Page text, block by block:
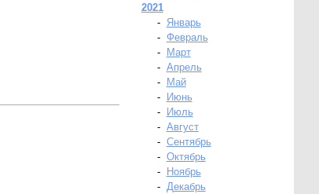
2021
-
Январь
- Февраль
-
Март
- Апрель
-
Май
-
Июнь
-
Июль
- Август
- Сентябрь
- Октябрь
-
Ноябрь
- Декабрь